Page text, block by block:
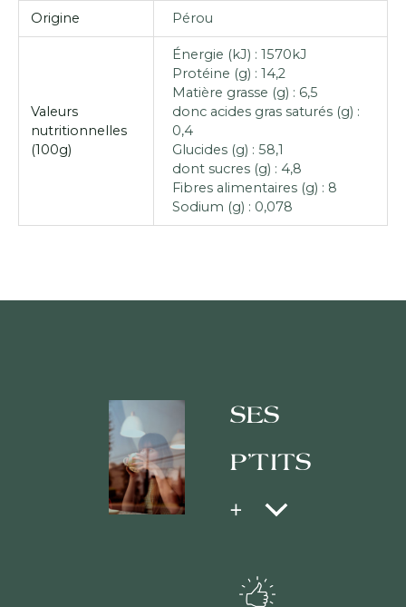
Origine Pérou
Valeurs
nutritionnelles
(100g)
Énergie (kJ) : 1570kJ
Protéine (g) : 14,2
Matière grasse (g) : 6,5
donc acides gras saturés (g) :
0,4
Glucides (g) : 58,1
dont sucres (g) : 4,8
Fibres alimentaires (g) : 8
Sodium (g) : 0,078
SES
P'TITS
+